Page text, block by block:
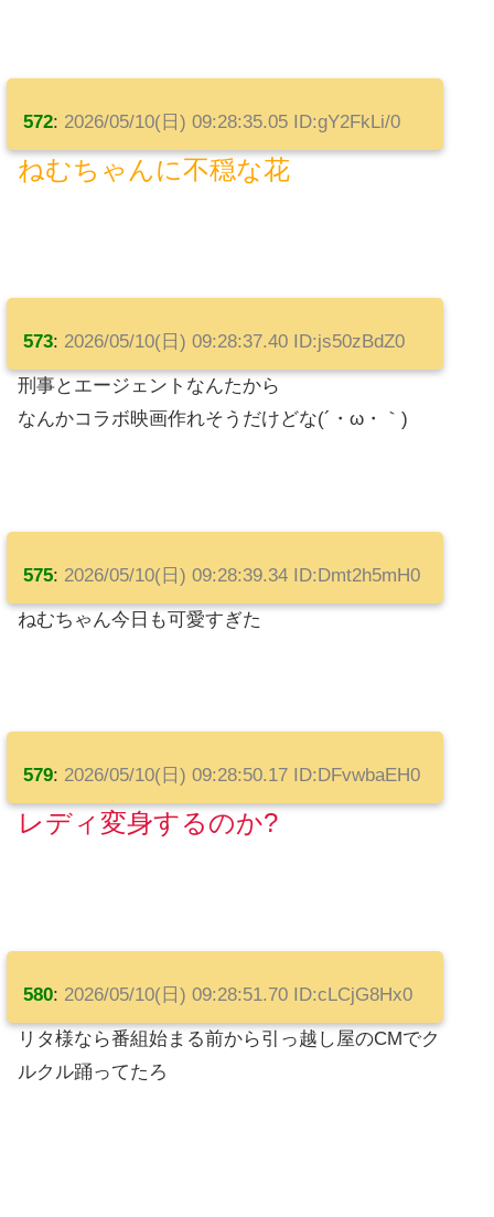
572: 2026/05/10(日) 09:28:35.05 ID:gY2FkLi/0
ねむちゃんに不穏な花
573: 2026/05/10(日) 09:28:37.40 ID:js50zBdZ0
刑事とエージェントなんたから
なんかコラボ映画作れそうだけどな(´・ω・｀)
575: 2026/05/10(日) 09:28:39.34 ID:Dmt2h5mH0
ねむちゃん今日も可愛すぎた
579: 2026/05/10(日) 09:28:50.17 ID:DFvwbaEH0
レディ変身するのか?
580: 2026/05/10(日) 09:28:51.70 ID:cLCjG8Hx0
リタ様なら番組始まる前から引っ越し屋のCMでク
ルクル踊ってたろ